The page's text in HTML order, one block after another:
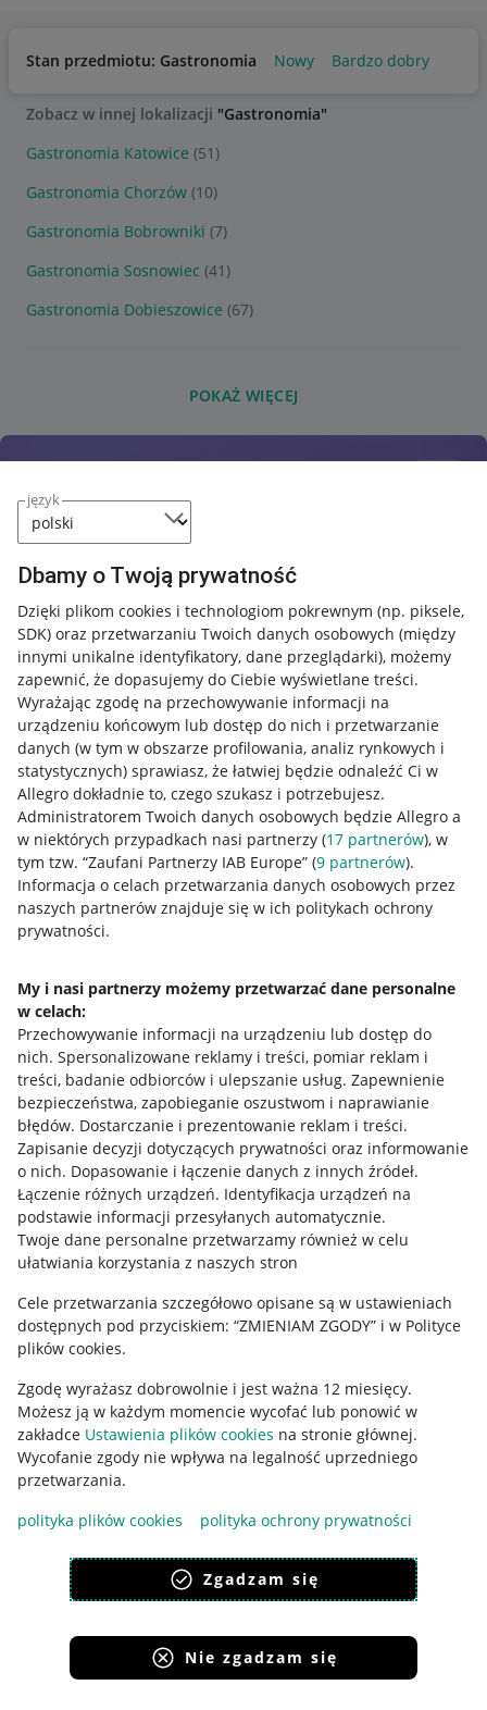
język
Dbamy o Twoją prywatność
Dzięki plikom cookies i technologiom pokrewnym (np. piksele,
SDK) oraz przetwarzaniu Twoich danych osobowych (między
innymi unikalne identyfikatory, dane przeglądarki), możemy
zapewnić, że dopasujemy do Ciebie wyświetlane treści.
Wyrażając zgodę na przechowywanie informacji na
urządzeniu końcowym lub dostęp do nich i przetwarzanie
danych (w tym w obszarze profilowania, analiz rynkowych i
statystycznych) sprawiasz, że łatwiej będzie odnaleźć Ci w
Allegro dokładnie to, czego szukasz i potrzebujesz.
Administratorem Twoich danych osobowych będzie Allegro a
w niektórych przypadkach nasi partnerzy (17 partnerów), w
tym tzw. “Zaufani Partnerzy IAB Europe” (9 partnerów).
Informacja o celach przetwarzania danych osobowych przez
naszych partnerów znajduje się w ich politykach ochrony
prywatności.
My i nasi partnerzy możemy przetwarzać dane personalne
w celach:
Przechowywanie informacji na urządzeniu lub dostęp do
nich. Spersonalizowane reklamy i treści, pomiar reklam i
treści, badanie odbiorców i ulepszanie usług. Zapewnienie
bezpieczeństwa, zapobieganie oszustwom i naprawianie
błędów. Dostarczanie i prezentowanie reklam i treści.
Zapisanie decyzji dotyczących prywatności oraz informowanie
o nich. Dopasowanie i łączenie danych z innych źródeł.
Łączenie różnych urządzeń. Identyfikacja urządzeń na
podstawie informacji przesyłanych automatycznie.
Twoje dane personalne przetwarzamy również w celu
ułatwiania korzystania z naszych stron
Cele przetwarzania szczegółowo opisane są w ustawieniach
dostępnych pod przyciskiem: “ZMIENIAM ZGODY” i w Polityce
plików cookies.
Zgodę wyrażasz dobrowolnie i jest ważna 12 miesięcy.
Możesz ją w każdym momencie wycofać lub ponowić w
zakładce Ustawienia plików cookies na stronie głównej.
Wycofanie zgody nie wpływa na legalność uprzedniego
przetwarzania.
polityka plików cookies
polityka ochrony prywatności
Zgadzam się
Nie zgadzam się
Stan przedmiotu: Gastronomia Nowy Bardzo dobry
Zobacz w innej lokalizacji "Gastronomia"
Gastronomia Katowice (51)
Gastronomia Chorzów (10)
Gastronomia Bobrowniki (7)
Gastronomia Sosnowiec (41)
Gastronomia Dobieszowice (67)
POKAŻ WIĘCEJ
Przydatne informacje
Jak to działa
Allegro Gadane dla sprzedających
Allegro Gadane dla kupujących
Mapa miejscowości
Informacje prawne
Regulamin
Polityka plików "cookies"
Ustawienia plików "cookies"
Udostępnianie lokalizacji
Informacje dla Aktu o Usługach Cyfrowych
Pobierz aplikację
Korzystanie z serwisu oznacza akceptacjęregulaminu